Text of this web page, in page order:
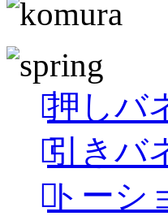
押しバ
引きバ
トーシ